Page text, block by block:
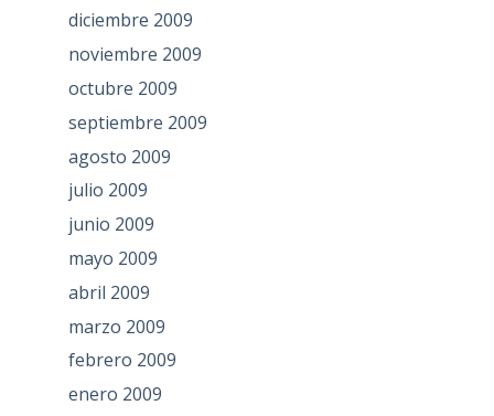
diciembre 2009
noviembre 2009
octubre 2009
septiembre 2009
agosto 2009
julio 2009
junio 2009
mayo 2009
abril 2009
marzo 2009
febrero 2009
enero 2009